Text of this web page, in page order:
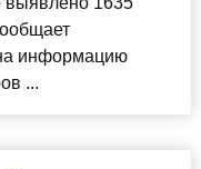
информацию
...